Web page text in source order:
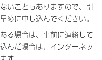
いこともありますので、引
めに申し込んでください。
る場合は、事前に連絡して
んだ場合は、インターネッ